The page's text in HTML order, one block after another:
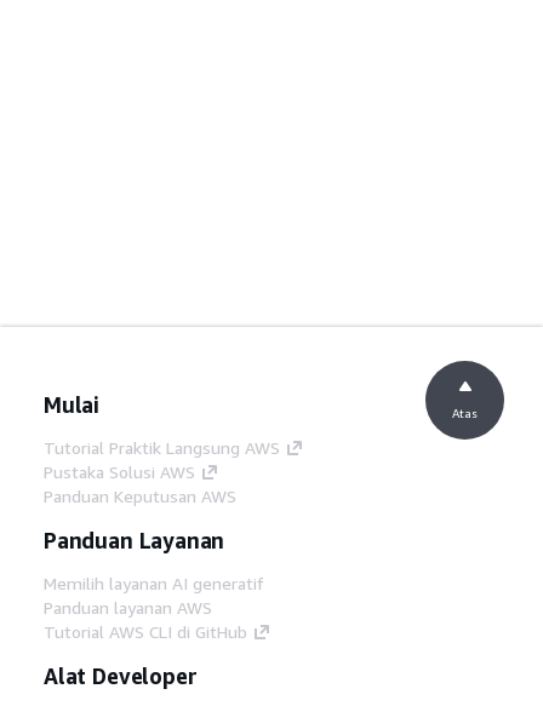
Mulai
Tutorial Praktik Langsung AWS
Pustaka Solusi AWS
Panduan Keputusan AWS
Panduan Layanan
Memilih layanan AI generatif
Panduan layanan AWS
Tutorial AWS CLI di GitHub
Alat Developer
Atas